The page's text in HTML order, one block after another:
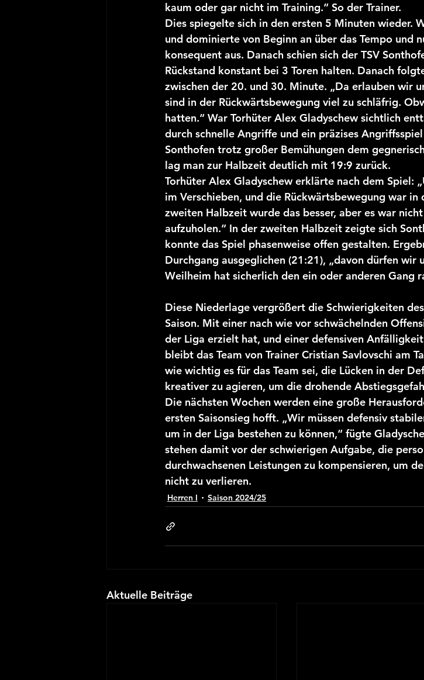
kaum oder gar nicht im Training.“ So der Trainer.
Dies spiegelte sich in den ersten 5 Minuten wieder.
und dominierte von Beginn an über das Tempo und
konsequent aus. Danach schien sich der TSV
Rückstand konstant bei 3 Toren halten. Danach
zwischen der 20. und 30. Minute. „Da erlauben wir
sind in der Rückwärtsbewegung viel zu schläfrig.
hatten.“ War Torhüter Alex Gladyschew sichtlich
durch schnelle Angriffe und ein präzises
Sonthofen trotz großer Bemühungen dem
lag man zur Halbzeit deutlich mit 19:9 zurück.
Torhüter Alex Gladyschew erklärte nach dem Spiel:
im Verschieben, und die Rückwärtsbewegung war
zweiten Halbzeit wurde das besser, aber es war
aufzuholen.“ In der zweiten Halbzeit zeigte sich
konnte das Spiel phasenweise offen gestalten.
Durchgang ausgeglichen (21:21), „davon dürfen wir
Weilheim hat sicherlich den ein oder anderen Gang
Diese Niederlage vergrößert die Schwierigkeiten
Saison. Mit einer nach wie vor schwächelnden
der Liga erzielt hat, und einer defensiven
bleibt das Team von Trainer Cristian Savlovschi am
wie wichtig es für das Team sei, die Lücken in der
kreativer zu agieren, um die drohende
Die nächsten Wochen werden eine große
ersten Saisonsieg hofft. „Wir müssen defensiv
um in der Liga bestehen zu können,“ fügte
stehen damit vor der schwierigen Aufgabe, die
durchwachsenen Leistungen zu kompensieren, um
nicht zu verlieren.
Herren I Saison 2024/25
Aktuelle Beiträge